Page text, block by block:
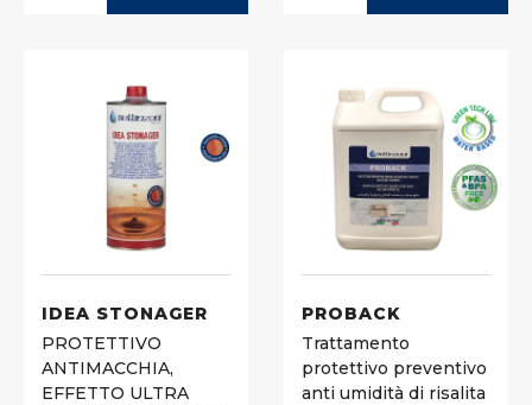
IDEA STONAGER
PROTETTIVO
ANTIMACCHIA,
EFFETTO ULTRA
PROBACK
Trattamento
protettivo preventivo
anti umidità di risalita